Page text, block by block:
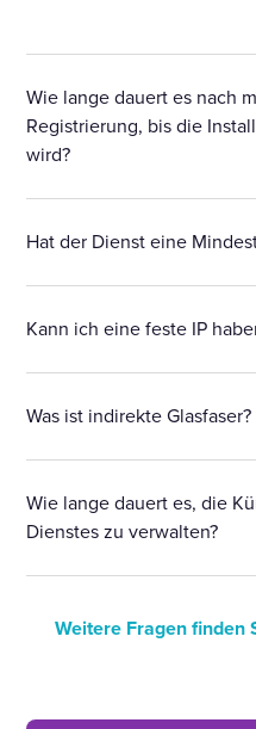
Wie lange dauert es nach
Registrierung, bis die
wird?
Hat der Dienst eine
Kann ich eine feste IP
Was ist indirekte Glasfaser?
Wie lange dauert es, die
Dienstes zu verwalten?
Weitere Fragen finden